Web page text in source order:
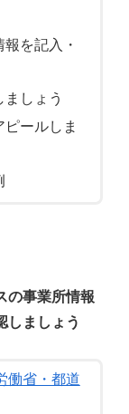
を記入・
ましょう
ールしま
の事業所情報
しましょう
働省・都道